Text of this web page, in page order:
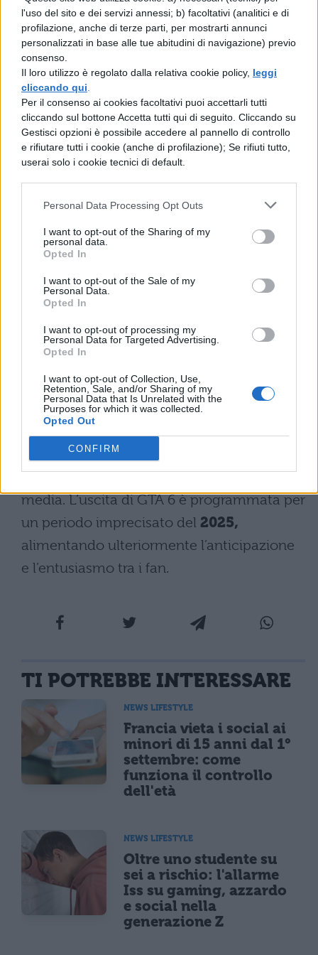
l'uso del sito e dei servizi annessi; b) facoltativi (analitici e di
profilazione, anche di terze parti, per mostrarti annunci
personalizzati in base alle tue abitudini di navigazione) previo
consenso.
Il loro utilizzo è regolato dalla relativa cookie policy, leggi
cliccando qui
Per il consenso ai cookies facoltativi puoi accettarli tutti
cliccando sul bottone Accetta tutti qui di seguito. Cliccando su
Gestisci opzioni è possibile accedere al pannello di controllo
e rifiutare tutti i cookie (anche di profilazione); Se rifiuti tutto,
userai solo i cookie tecnici di default.
Personal Data Processing Opt Outs
I want to opt-out of the Sharing of my
personal data.
Opted In
I want to opt-out of the Sale of my
Personal Data.
Opted In
I want to opt-out of processing my
Personal Data for Targeted Advertising.
Opted In
I want to opt-out of Collection, Use,
Retention, Sale, and/or Sharing of my
Personal Data that Is Unrelated with the
Purposes for which it was collected.
Opted Out
CONFIRM
incontaminata alle spiagge, nonché
oceano, paludi e zone remote e desolate.
Il trailer cattura l’essenza dell’universo
distintivo di GTA, con la classica
lotta tra
malviventi e forze dell’ordine, locali
notturni, tematiche sessuali e l’introduzione
di personaggi eccentrici e bizzarri. Sullo
femminile. Emergono frammenti della sua
complessa storia personale, ricca di crimini
ed adrenalina, che l’hanno condotta
persino dietro le sbarre. Inoltre, il trailer
suggerisce la presenza di un misterioso
uomo senza nome, forse il secondo
personaggio giocabile, il cui tradimento
sembra aver minato la fiducia di Lucia.
Le immagini scorrono rapidamente in un
trailer ricco di personaggi stravaganti e di
riferimenti all’esibizionismo sui social
media. L’uscita di GTA 6 è programmata per
un periodo imprecisato del 2025,
alimentando ulteriormente l’anticipazione
e l’entusiasmo tra i fan.
TI POTREBBE INTERESSARE
NEWS LIFESTYLE
Francia vieta i social ai
minori di 15 anni dal 1°
settembre: come
funziona il controllo
dell'età
NEWS LIFESTYLE
Oltre uno studente su
sei a rischio: l'allarme
Iss su gaming, azzardo
e social nella
generazione Z